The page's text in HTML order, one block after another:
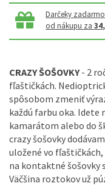
Darčeky zadarmo
od nákupu za
CRAZY ŠOŠOVKY- 2
fľaštičkách.
spôsobom zmeniť
každú farbu oka. Idete
kamarátom alebo do
crazy šošovky
uložené vo
na kontaktné šošovky
Väčšina roztokov už